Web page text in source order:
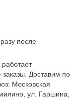
после
заказы. Доставим по
Московская
ул. Гаршина,